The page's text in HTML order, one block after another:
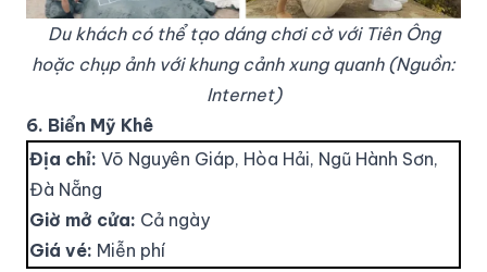
Du khách có thể tạo dáng chơi cờ với Tiên Ông
hoặc chụp ảnh với khung cảnh xung quanh (Nguồn:
Internet)
6. Biển Mỹ Khê
Địa chỉ: Võ Nguyên Giáp, Hòa Hải, Ngũ Hành Sơn,
Đà Nẵng
Giờ mở cửa: Cả ngày
Giá vé: Miễn phí